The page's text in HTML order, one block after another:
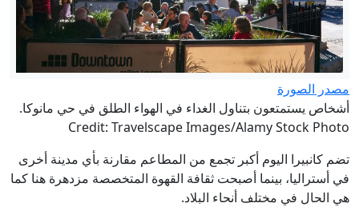
مصدر الصورة
أشخاص يستمتعون بتناول الغداء في الهواء الطلق في حي مانوكا.
Credit: Travelscape Images/Alamy Stock Photo
تضم كانبيرا اليوم أكبر تجمع من المطاعم مقارنة بأي مدينة أخرى
في أستراليا، بينما أصبحت ثقافة القهوة المتخصصة مزدهرة هنا كما
هي الحال في مختلف أنحاء البلاد.